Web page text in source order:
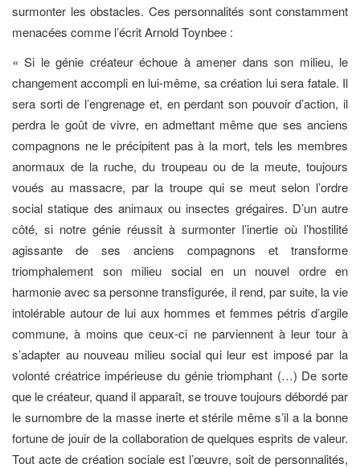
surmonter les obstacles. Ces personnalités sont constamment
menacées comme l’écrit Arnold Toynbee :
« Si le génie créateur échoue à amener dans son milieu, le
changement accompli en lui-même, sa création lui sera fatale. Il
sera sorti de l’engrenage et, en perdant son pouvoir d’action, il
perdra le goût de vivre, en admettant même que ses anciens
compagnons ne le précipitent pas à la mort, tels les membres
anormaux de la ruche, du troupeau ou de la meute, toujours
voués au massacre, par la troupe qui se meut selon l’ordre
social statique des animaux ou insectes grégaires. D’un autre
côté, si notre génie réussit à surmonter l’inertie où l’hostilité
agissante de ses anciens compagnons et transforme
triomphalement son milieu social en un nouvel ordre en
harmonie avec sa personne transfigurée, il rend, par suite, la vie
intolérable autour de lui aux hommes et femmes pétris d’argile
commune, à moins que ceux-ci ne parviennent à leur tour à
s’adapter au nouveau milieu social qui leur est imposé par la
volonté créatrice impérieuse du génie triomphant (…) De sorte
que le créateur, quand il apparaît, se trouve toujours débordé par
le surnombre de la masse inerte et stérile même s’il a la bonne
fortune de jouir de la collaboration de quelques esprits de valeur.
Tout acte de création sociale est l’œuvre, soit de personnalités,